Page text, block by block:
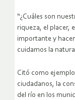
“¿Cuáles son
riqueza, el placer,
importante y
cuidamos la
Citó como
ciudadanos, la
del río en los